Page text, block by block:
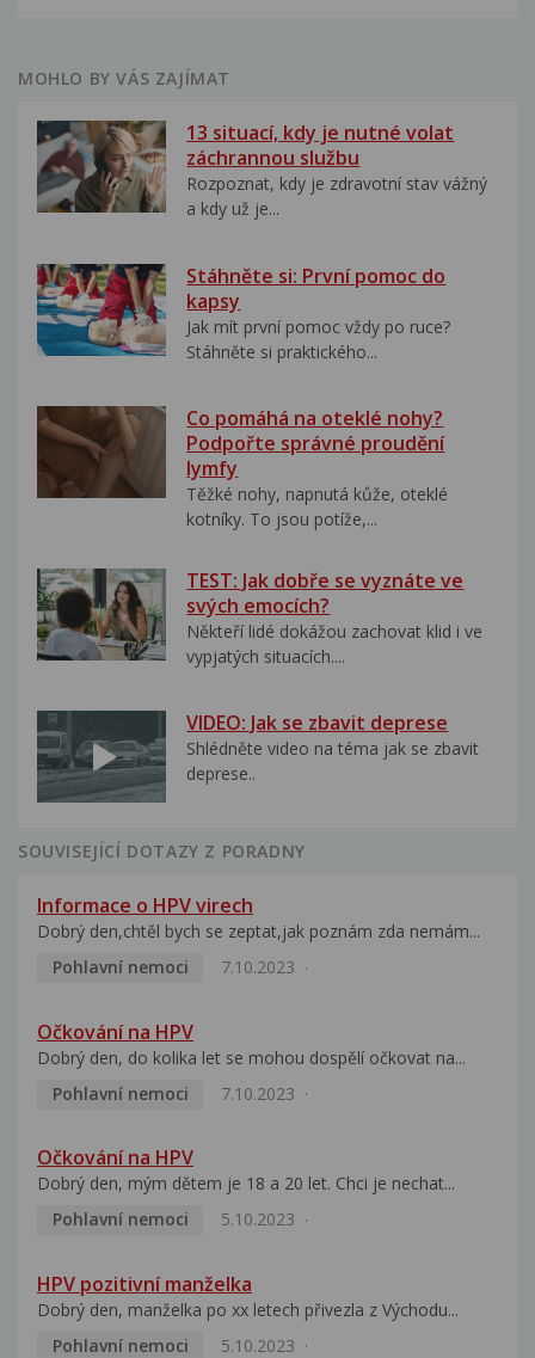
MOHLO BY VÁS ZAJÍMAT
13 situací, kdy je nutné volat
záchrannou službu
Rozpoznat, kdy je zdravotní stav vážný
a kdy už je...
Stáhněte si: První pomoc do
kapsy
Jak mít první pomoc vždy po ruce?
Stáhněte si praktického...
Co pomáhá na oteklé nohy?
Podpořte správné proudění
lymfy
Těžké nohy, napnutá kůže, oteklé
kotníky. To jsou potíže,...
TEST: Jak dobře se vyznáte ve
svých emocích?
Někteří lidé dokážou zachovat klid i ve
vypjatých situacích....
VIDEO: Jak se zbavit deprese
Shlédněte video na téma jak se zbavit
deprese..
SOUVISEJÍCÍ DOTAZY Z PORADNY
Informace o HPV virech
Dobrý den,chtěl bych se zeptat,jak poznám zda nemám...
Pohlavní nemoci
7.10.2023
Očkování na HPV
Dobrý den, do kolika let se mohou dospělí očkovat na...
Pohlavní nemoci
7.10.2023
Očkování na HPV
Dobrý den, mým dětem je 18 a 20 let. Chci je nechat...
Pohlavní nemoci
5.10.2023
HPV pozitivní manželka
Dobrý den, manželka po xx letech přivezla z Východu...
Pohlavní nemoci
5.10.2023